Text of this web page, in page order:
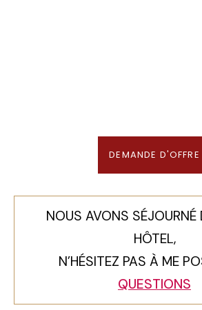
DEMANDE D'OFFRE
NOUS AVONS SÉJOURNÉ
HÔTEL,
N’HÉSITEZ PAS À ME
QUESTIONS